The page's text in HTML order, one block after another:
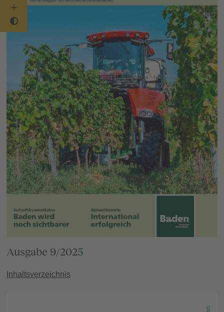
Ausgabe 9/2025
Inhaltsverzeichnis